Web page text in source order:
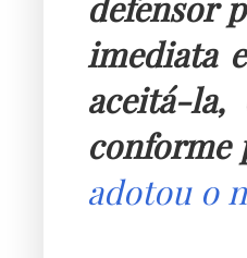
imediata
aceitá-la,
conforme
adotou o